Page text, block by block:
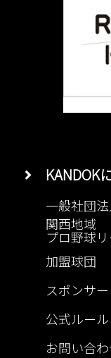
KANDOK
一般社団法
関西地域
プロ野球
加盟球団
スポンサー
公式ルール
お問い合